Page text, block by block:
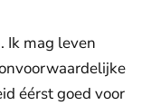
Ik mag leven
éérst goed voor